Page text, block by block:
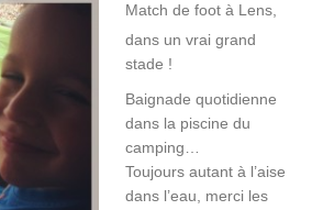
Match de foot à Lens,
dans un vrai grand
stade !
Baignade quotidienne
dans la piscine du
camping…
Toujours autant à l’aise
dans l’eau, merci les